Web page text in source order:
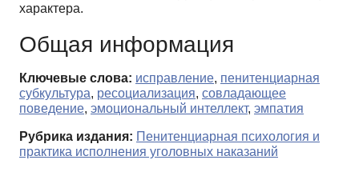
характера.
Общая информация
Ключевые слова: исправление, пенитенциарная
субкультура, ресоциализация, совладающее
поведение, эмоциональный интеллект, эмпатия
Рубрика издания: Пенитенциарная психология и
практика исполнения уголовных наказаний